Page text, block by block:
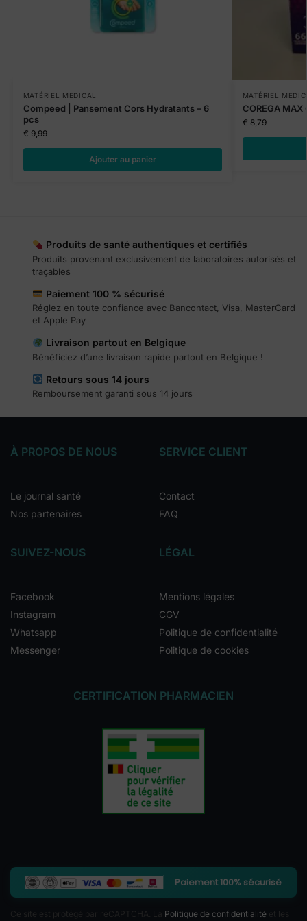
MATÉRIEL MEDICAL
Compeed | Pansement Cors Hydratants – 6
pcs
€ 9,99
Ajouter au panier
MATÉRIEL
COREGA MAX
€ 8,79
Produits de santé authentiques et certifiés
Produits provenant exclusivement de laboratoires autorisés et
traçables
Paiement 100 % sécurisé
Réglez en toute confiance avec Bancontact, Visa, MasterCard
et Apple Pay
Livraison partout en Belgique
Bénéficiez d’une livraison rapide partout en Belgique !
Retours sous 14 jours
Remboursement garanti sous 14 jours
À PROPOS DE NOUS
Le journal santé
Nos partenaires
SERVICE CLIENT
Contact
FAQ
SUIVEZ-NOUS
Facebook
Instagram
Whatsapp
Messenger
LÉGAL
Mentions légales
CGV
Politique de confidentialité
Politique de cookies
CERTIFICATION PHARMACIEN
Paiement 100% sécurisé
Politique de confidentialité